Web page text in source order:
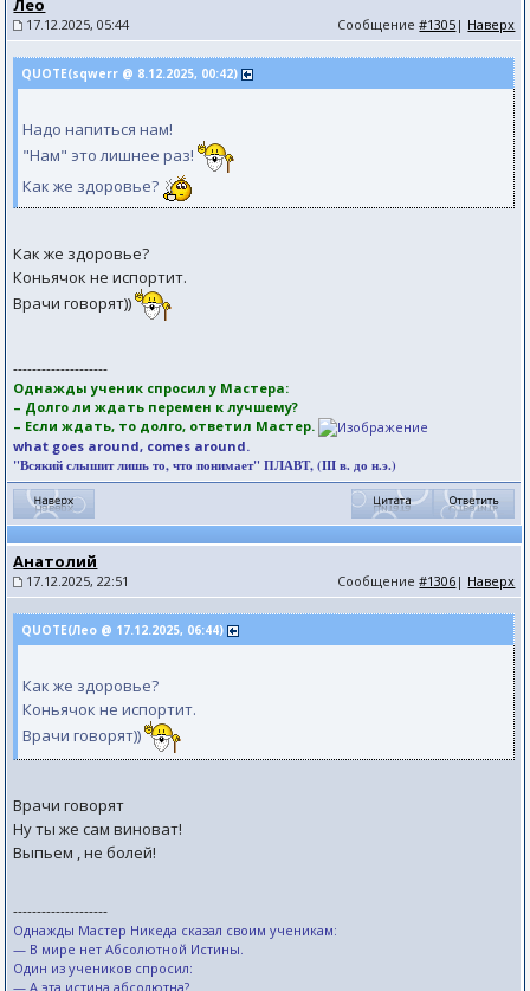
Лео
17.12.2025, 05:44 Сообщение#1305 | Наверх
QUOTE(sqwerr @ 8.12.2025, 00:42)
Надо напиться нам!
"Нам" это лишнее раз!
Как же здоровье?
Как же здоровье?
Коньячок не испортит.
Врачи говорят))
--------------------
Однажды ученик спросил у Мастера:
– Долго ли ждать перемен к лучшему?
– Если ждать, то долго, ответил Мастер.
what goes around, comes around.
"Всякий слышит лишь то, что понимает" ПЛАВТ, (III в. до н.э.)
Анатолий
17.12.2025, 22:51 Сообщение#1306 | Наверх
QUOTE(Лео @ 17.12.2025, 06:44)
Как же здоровье?
Коньячок не испортит.
Врачи говорят))
Врачи говорят
Ну ты же сам виноват!
Выпьем , не болей!
--------------------
Однажды Мастер Никеда сказал своим ученикам:
— В мире нет Абсолютной Истины.
Один из учеников спросил:
— А эта истина абсолютна?